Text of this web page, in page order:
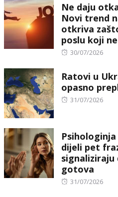
Ne daju
Novi trend
otkriva
poslu koji
Posted
30/07/2026
Ratovi u
opasno
Posted
31/07/2026
dijeli pet
signaliziraju
gotova
Posted
31/07/2026